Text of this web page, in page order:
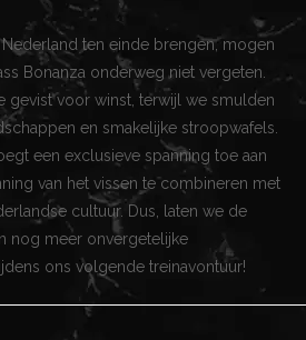
ten einde brengen, mogen
Bonanza onderweg niet vergeten.
gevist voor winst, terwijl we smulden
en smakelijke stroopwafels.
een exclusieve spanning toe aan
van het vissen te combineren met
cultuur. Dus, laten we de
nog meer onvergetelijke
ons volgende treinavontuur!